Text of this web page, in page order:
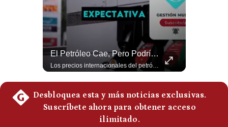
El Petróleo Cae, Pero Podría Dispararse Nuevamente | #radar24
Los precios internacionales del petróleo retrocedieron ante la posibilidad de un acuerdo para reabrir el estrecho de Ormuz. Sin embargo, la caída responde solo a una expectativa diplomática y un nuevo ataque contra un buque podría hacer regresar rápidamente la prima de riesgo. #Petroleo #EstrechoDeOrmuz #EconomiaGlobal #MercadoPetrolero #Crudo #NoticiasEconomicas #Geopolitica #Shorts 👉 Suscríbete y activa la campana para no perderte nuestro análisis diario. 🌎 Síguenos en nuestras redes sociales: 📌 Web oficial: https://gestion.pe/mundo/ 📌 LinkedIn: http://bit.ly/3HYIET0 📌 X (Twitter): http://bit.ly/4noZtX9 📌 TikTok: http://bit.ly/4evB6TO